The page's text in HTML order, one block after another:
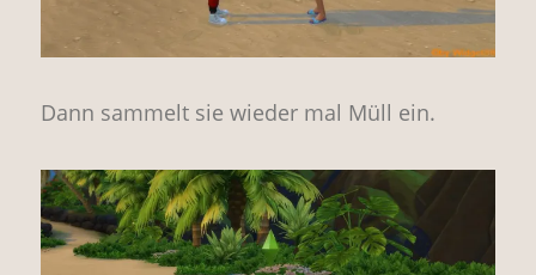
Dann sammelt sie wieder mal Müll ein.